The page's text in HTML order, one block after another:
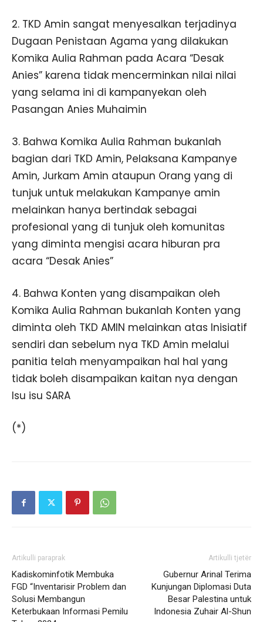
2. TKD Amin sangat menyesalkan terjadinya
Dugaan Penistaan Agama yang dilakukan
Komika Aulia Rahman pada Acara “Desak
Anies” karena tidak mencerminkan nilai nilai
yang selama ini di kampanyekan oleh
Pasangan Anies Muhaimin
3. Bahwa Komika Aulia Rahman bukanlah
bagian dari TKD Amin, Pelaksana Kampanye
Amin, Jurkam Amin ataupun Orang yang di
tunjuk untuk melakukan Kampanye amin
melainkan hanya bertindak sebagai
profesional yang di tunjuk oleh komunitas
yang diminta mengisi acara hiburan pra
acara “Desak Anies”
4. Bahwa Konten yang disampaikan oleh
Komika Aulia Rahman bukanlah Konten yang
diminta oleh TKD AMIN melainkan atas Inisiatif
sendiri dan sebelum nya TKD Amin melalui
panitia telah menyampaikan hal hal yang
tidak boleh disampaikan kaitan nya dengan
Isu isu SARA
(*)
Artikulli paraprak
Kadiskominfotik Membuka
FGD “Inventarisir Problem dan
Solusi Membangun
Keterbukaan Informasi Pemilu
Artikulli tjetër
Gubernur Arinal Terima
Kunjungan Diplomasi Duta
Besar Palestina untuk
Indonesia Zuhair Al-Shun